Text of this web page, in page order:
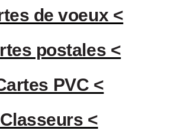
de voeux <
postales <
PVC <
<